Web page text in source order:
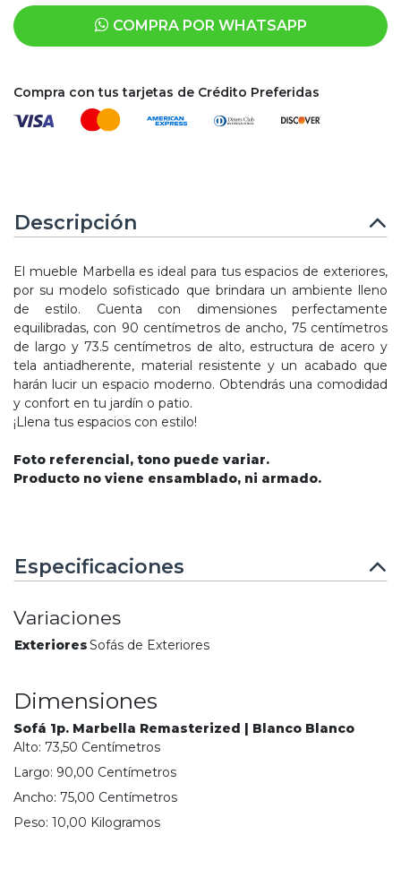
COMPRA POR WHATSAPP
Compra con tus tarjetas de Crédito Preferidas
Descripción
El mueble Marbella es ideal para tus espacios de exteriores,
por su modelo sofisticado que brindara un ambiente lleno
de estilo. Cuenta con dimensiones perfectamente
equilibradas, con 90 centímetros de ancho, 75 centímetros
de largo y 73.5 centímetros de alto, estructura de acero y
tela antiadherente, material resistente y un acabado que
harán lucir un espacio moderno. Obtendrás una comodidad
y confort en tu jardín o patio.
¡Llena tus espacios con estilo!
Foto referencial, tono puede variar.
Producto no viene ensamblado, ni armado.
Especificaciones
Variaciones
ExterioresSofás de Exteriores
Dimensiones
Sofá 1p. Marbella Remasterized | Blanco Blanco
Alto: 73,50 Centímetros
Largo: 90,00 Centímetros
Ancho: 75,00 Centímetros
Peso: 10,00 Kilogramos